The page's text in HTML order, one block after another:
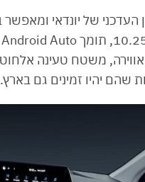
שהם יהיו זמינים גם בארץ.